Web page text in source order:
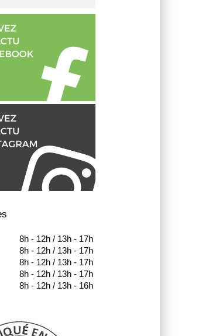
8h - 12h / 13h - 17h
8h - 12h / 13h - 17h
8h - 12h / 13h - 17h
8h - 12h / 13h - 17h
8h - 12h / 13h - 16h